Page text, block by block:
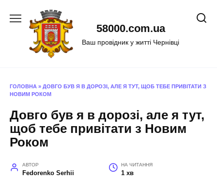
58000.com.ua
Ваш провідник у житті Чернівці
ГОЛОВНА » ДОВГО БУВ Я В ДОРОЗІ, АЛЕ Я ТУТ, ЩОБ ТЕБЕ ПРИВІТАТИ З
НОВИМ РОКОМ
Довго був я в дорозі, але я тут,
щоб тебе привітати з Новим
Роком
АВТОР
Fedorenko Serhii
НА ЧИТАННЯ
1 хв